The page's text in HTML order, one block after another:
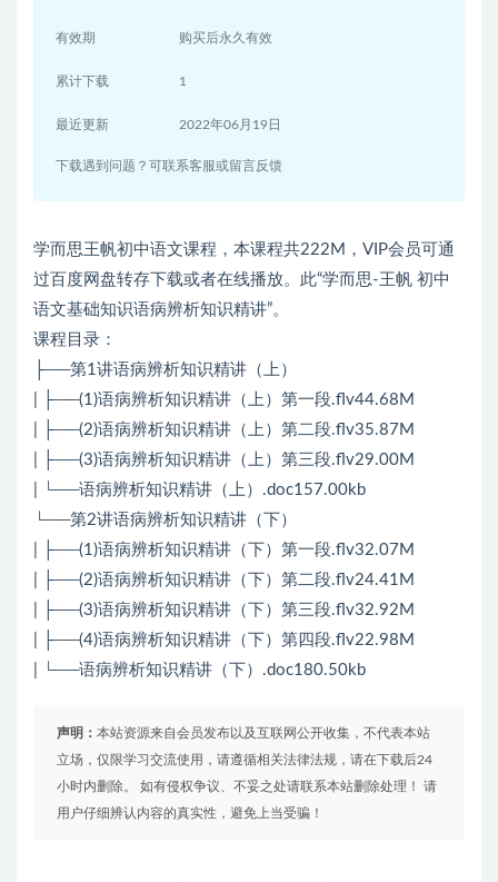
有效期 购买后永久有效
累计下载 1
最近更新 2022年06月19日
下载遇到问题？可联系客服或留言反馈
学而思王帆初中语文课程，本课程共222M，VIP会员可通
过百度网盘转存下载或者在线播放。此“学而思-王帆 初中
语文基础知识语病辨析知识精讲”。
课程目录：
├──第1讲语病辨析知识精讲（上）
| ├──(1)语病辨析知识精讲（上）第一段.flv44.68M
| ├──(2)语病辨析知识精讲（上）第二段.flv35.87M
| ├──(3)语病辨析知识精讲（上）第三段.flv29.00M
| └──语病辨析知识精讲（上）.doc157.00kb
└──第2讲语病辨析知识精讲（下）
| ├──(1)语病辨析知识精讲（下）第一段.flv32.07M
| ├──(2)语病辨析知识精讲（下）第二段.flv24.41M
| ├──(3)语病辨析知识精讲（下）第三段.flv32.92M
| ├──(4)语病辨析知识精讲（下）第四段.flv22.98M
| └──语病辨析知识精讲（下）.doc180.50kb
声明： 本站资源来自会员发布以及互联网公开收集，不代表本站
立场，仅限学习交流使用，请遵循相关法律法规，请在下载后24
小时内删除。 如有侵权争议、不妥之处请联系本站删除处理！ 请
用户仔细辨认内容的真实性，避免上当受骗！